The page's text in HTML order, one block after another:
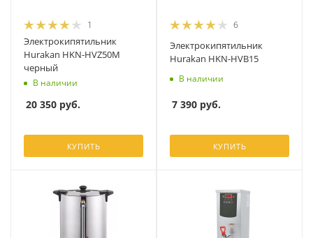
1
Электрокипятильник
Hurakan HKN-HVZ50M
черный
В наличии
20 350 руб.
КУПИТЬ
6
Электрокипятильник
Hurakan HKN-HVB15
В наличии
7 390 руб.
КУПИТЬ